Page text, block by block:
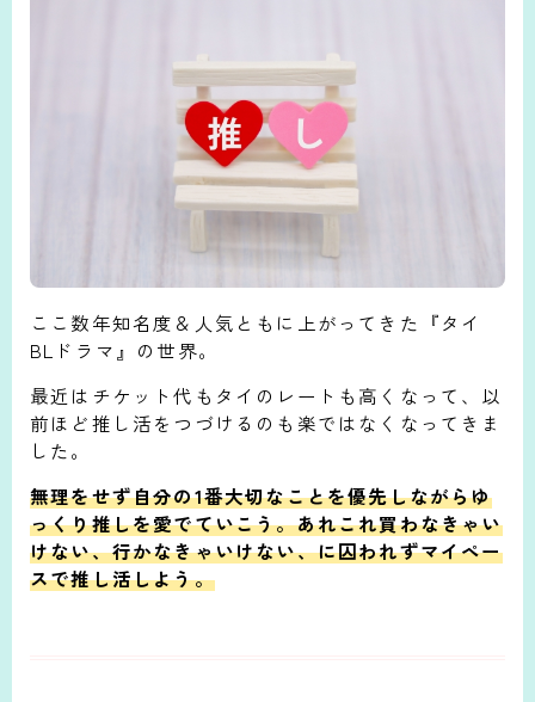
ここ数年知名度＆人気ともに上がってきた『タイ
BLドラマ』の世界。
最近はチケット代もタイのレートも高くなって、以
前ほど推し活をつづけるのも楽ではなくなってきま
した。
無理をせず自分の1番大切なことを優先しながらゆ
っくり推しを愛でていこう。あれこれ買わなきゃい
けない、行かなきゃいけない、に囚われずマイペー
スで推し活しよう。